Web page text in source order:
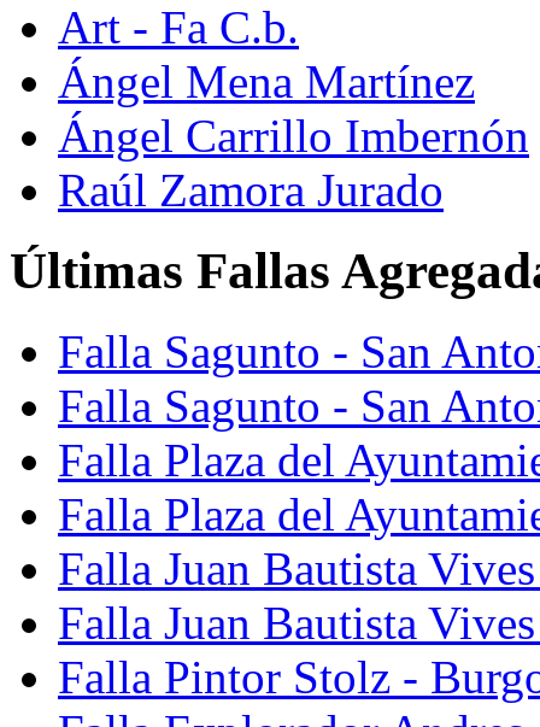
Art - Fa C.b.
Ángel Mena Martínez
Ángel Carrillo Imbernón
Raúl Zamora Jurado
Últimas Fallas
Falla Sagunto - San
Falla Sagunto - San
Falla Plaza del
Falla Plaza del
Falla Juan Bautista
Falla Juan Bautista
Falla Pintor Stolz -